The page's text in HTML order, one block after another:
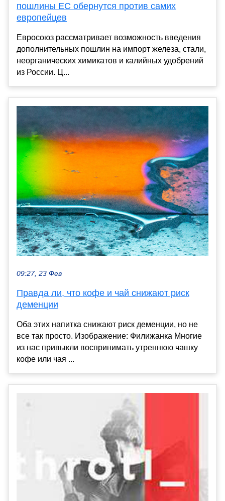
пошлины ЕС обернутся против самих
европейцев
Евросоюз рассматривает возможность введения
дополнительных пошлин на импорт железа, стали,
неорганических химикатов и калийных удобрений
из России. Ц...
09:27, 23 Фев
Правда ли, что кофе и чай снижают риск
деменции
Оба этих напитка снижают риск деменции, но не
все так просто. Изображение: Филижанка Многие
из нас привыкли воспринимать утреннюю чашку
кофе или чая ...